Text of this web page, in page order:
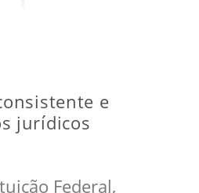
e
jurídicos
Federal,